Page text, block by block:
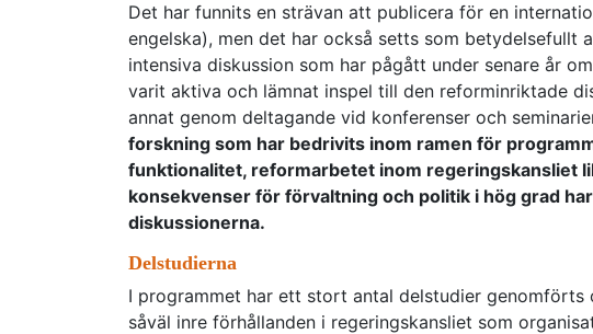
Det har funnits en strävan att publicera för en
engelska), men det har också setts som betydelsefullt
intensiva diskussion som har pågått under senare år
varit aktiva och lämnat inspel till den reforminriktade
annat genom deltagande vid konferenser och
forskning som har bedrivits inom ramen för
funktionalitet, reformarbetet inom regeringskansliet
konsekvenser för förvaltning och politik i hög grad
diskussionerna.
Delstudierna
I programmet har ett stort antal delstudier
såväl inre förhållanden i regeringskansliet som